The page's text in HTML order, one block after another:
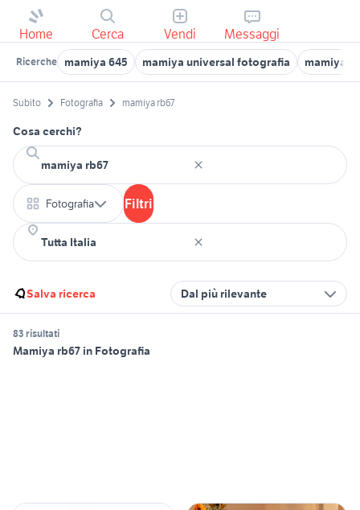
Home Cerca Vendi Messaggi
Ricerche mamiya 645 mamiya universal fotografia mamiya 7
Subito Fotografia mamiya rb67
Cosa cerchi?
Fotografia Filtri
Salva ricerca Dal più rilevante
83 risultati
Mamiya rb67 in Fotografia